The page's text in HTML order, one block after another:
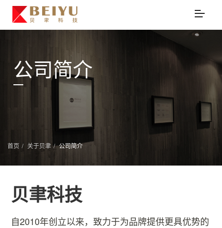
公司简介
首页 关于贝聿 公司简介
贝聿科技
自2010年创立以来，致力于为品牌提供更具优势的